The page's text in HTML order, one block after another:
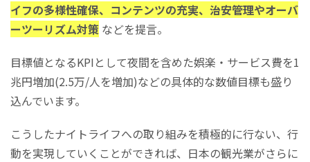
イフの多様性確保、コンテンツの充実、治安管理やオーバ
ーツーリズム対策 などを提言。
目標値となるKPIとして夜間を含めた娯楽・サービス費を1
兆円増加(2.5万/人を増加)などの具体的な数値目標も盛り
込んでいます。
こうしたナイトライフへの取り組みを積極的に行ない、行
動を実現していくことができれば、日本の観光業がさらに